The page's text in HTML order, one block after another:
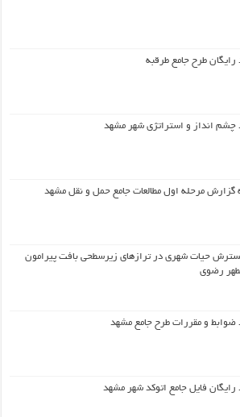
رایگان طرح جامع طرقبه
چشم انداز و استراتژی شهر مشهد
گزارش مرحله اول مطالعات جامع حمل و نقل مشهد
حیات شهري در ترازهاي زیرسطحی بافت پیرامون
رضوي
ضوابط و مقررات طرح جامع مشهد
رایگان فایل جامع اتوکد شهر مشهد